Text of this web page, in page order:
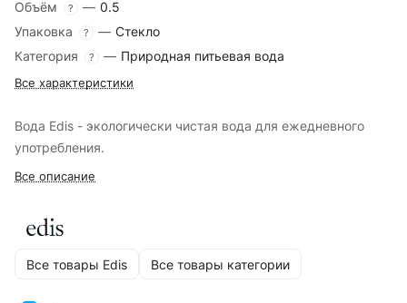
Объём
? — 0.5
Упаковка
? — Стекло
Категория
? — Природная питьевая вода
Все характеристики
Вода Edis - экологически чистая вода для ежедневного
употребления.
Все описание
Все товары Edis Все товары категории